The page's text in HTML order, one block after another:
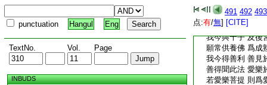
punctuation Hangul Eng
TextNo. Vol. Page
INBUDS
491 492 493
点:有/無] [CITE]
我當得智慧 如佛
我於百千歳 親近
發趣菩提故 修此
我今與千子 及後
願常供養佛 爲成
我今得善利 善見
善得聞此法 愛樂
若愛樂菩提 則爲